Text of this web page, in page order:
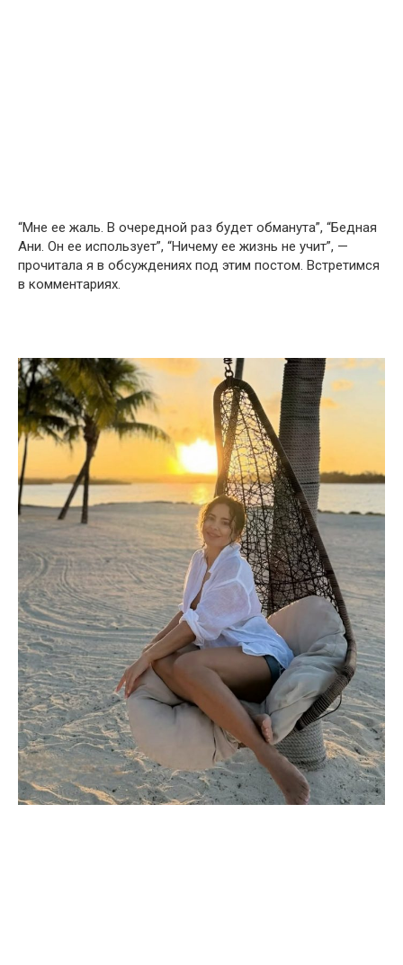
“Мне ее жаль. В очередной раз будет обманута”, “Бедная
Ани. Он ее использует”, “Ничему ее жизнь не учит”, —
прочитала я в обсуждениях под этим постом. Встретимся
в комментариях.